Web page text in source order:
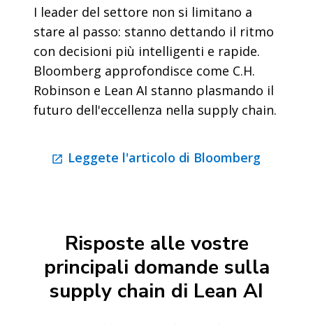
I leader del settore non si limitano a
stare al passo: stanno dettando il ritmo
con decisioni più intelligenti e rapide.
Bloomberg approfondisce come C.H.
Robinson e Lean AI stanno plasmando il
futuro dell'eccellenza nella supply chain.
Leggete l'articolo di Bloomberg
Risposte alle vostre
principali domande sulla
supply chain di Lean AI